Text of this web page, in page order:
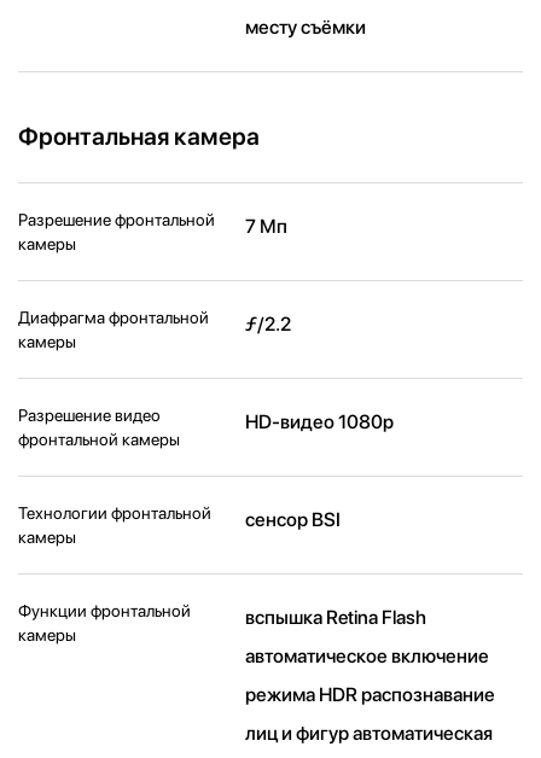
месту съёмки
Фронтальная камера
Разрешение фронтальной
камеры
7 Мп
Диафрагма фронтальной
камеры
ƒ/2.2
Разрешение видео
фронтальной камеры
HD-видео 1080p
Технологии фронтальной
камеры
сенсор BSI
Функции фронтальной
камеры
вспышка Retina Flash
автоматическое включение
режима HDR распознавание
лиц и фигур автоматическая